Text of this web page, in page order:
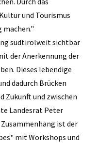
und Tourismus
machen."
südtirolweit sichtbar
der Anerkennung der
Dieses lebendige
dadurch Brücken
Zukunft und zwischen
Landesrat Peter
ist der
mit Workshops und